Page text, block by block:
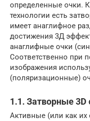
определенные очки.
технологии есть
имеет анаглифное
достижения 3Д
анаглифные очки
Соответственно при
изображения
(поляризационные)
1.1. Затворные 3D
Активные (или как